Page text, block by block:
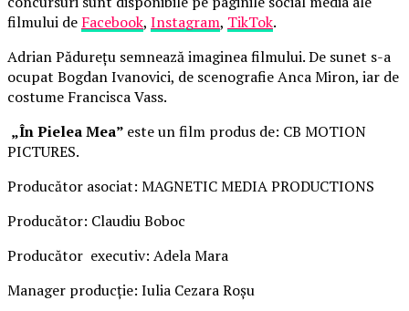
filmului de Facebook, Instagram, TikTok.
Adrian Pădurețu semnează imaginea filmului. De sunet s-a
ocupat Bogdan Ivanovici, de scenografie Anca Miron, iar de
costume Francisca Vass.
„În Pielea Mea” este un film produs de: CB MOTION
PICTURES.
Producător asociat: MAGNETIC MEDIA PRODUCTIONS
Producător: Claudiu Boboc
Producător executiv: Adela Mara
Manager producție: Iulia Cezara Roșu